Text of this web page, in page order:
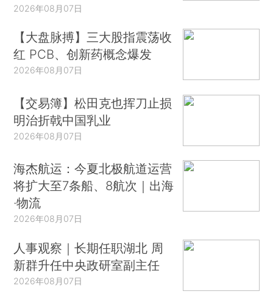
技公司在我们的经济中扮演的角色，这些公司主要
由FAANG（Facebook、Apple、Amazon、Netflix
和Google）以及它们的中国同行组成。特别地，我
（capabilities approach）相结合的框架，用来解
决一些重大问题，例如：我们应该如何理解高科技
公司竞争优势的本质？它们的商业组织/行为是否符
合交易成本经济学的能力逻辑？它们的规模是否太
大？应该在什么时间节点允许它们进行收购？是否
应该要求它们撤资？
复杂且动态系统导向的数字经济。尽管威廉姆森更
多地关注产业经济，但他非常清楚：之前基于资产
专用性特征把交易是安排给市场还是安排给层级制
2026年08月07日
【大盘脉搏】三大股指震荡收
红 PCB、创新药概念爆发
2026年08月07日
【交易簿】松田克也挥刀止损
明治折戟中国乳业
2026年08月07日
海杰航运：今夏北极航道运营
将扩大至7条船、8航次｜出海
·物流
2026年08月07日
人事观察｜长期任职湖北 周
新群升任中央政研室副主任
2026年08月07日